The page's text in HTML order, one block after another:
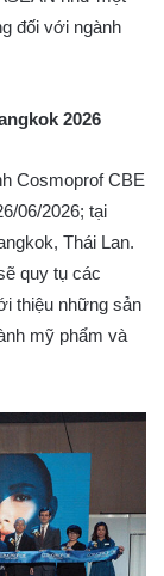
đối với ngành
2026
Cosmoprof CBE
06/2026; tại
Thái Lan.
quy tụ các
thiệu những sản
mỹ phẩm và